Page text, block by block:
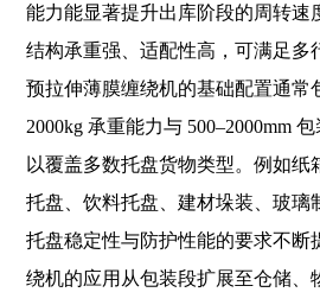
能力能显著提升出库阶段的周转速
结构承重强、适配性高，可满足多
预拉伸薄膜缠绕机的基础配置通常
2000kg 承重能力与 500–2000mm
以覆盖多数托盘货物类型。例如纸
托盘、饮料托盘、建材垛装、玻璃
托盘稳定性与防护性能的要求不断
绕机的应用从包装段扩展至仓储、